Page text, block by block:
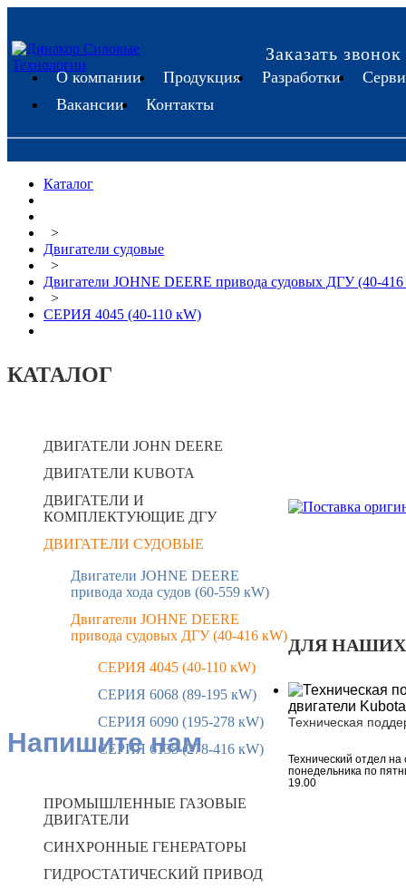
Заказать звонок
О компании Продукция Разработки
Вакансии
Контакты
Каталог
>
Двигатели судовые
>
Двигатели JOHNE DEERE привода судовых ДГУ (40-
>
CЕРИЯ 4045 (40-110 кW)
КАТАЛОГ
ДВИГАТЕЛИ JOHN DEERE
ДВИГАТЕЛИ KUBOTA
ДВИГАТЕЛИ И
КОМПЛЕКТУЮЩИЕ ДГУ
ДВИГАТЕЛИ СУДОВЫЕ
Двигатели JOHNE DEERE
привода хода судов (60-559 кW)
Двигатели JOHNE DEERE
привода судовых ДГУ (40-416 кW)
CЕРИЯ 4045 (40-110 кW)
CЕРИЯ 6068 (89-195 кW)
CЕРИЯ 6090 (195-278 кW)
CЕРИЯ 6135 (278-416 кW)
ПРОМЫШЛЕННЫЕ ГАЗОВЫЕ
ДВИГАТЕЛИ
СИНХРОННЫЕ ГЕНЕРАТОРЫ
ГИДРОСТАТИЧЕСКИЙ ПРИВОД
ДЛЯ
Техническая
Технический отдел на
понедельника по
19.00
Напишите нам